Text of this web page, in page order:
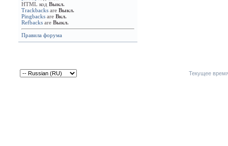
HTML код Выкл.
Trackbacks are Выкл.
Pingbacks are Вкл.
Refbacks are Выкл.
Правила форума
Текущее